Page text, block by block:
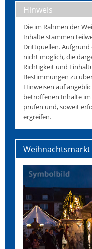
Hinweis
Die im Rahmen der
Inhalte stammen
Drittquellen. Aufgrund
nicht möglich, die
Richtigkeit und
Bestimmungen zu
Hinweisen auf
betroffenen Inhalte im
prüfen und, soweit
ergreifen.